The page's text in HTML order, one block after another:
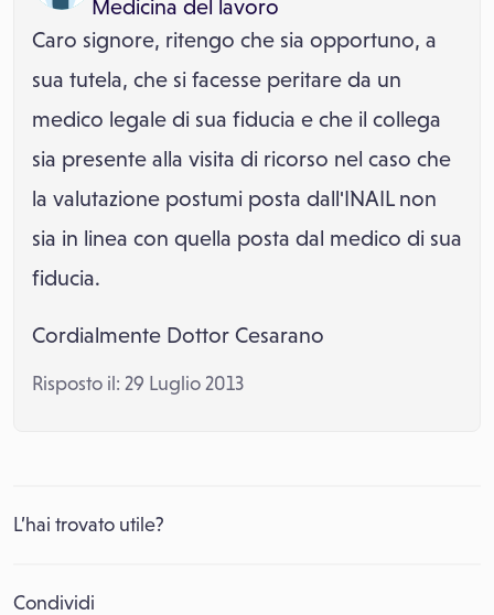
Medicina del lavoro
Caro signore, ritengo che sia opportuno, a
sua tutela, che si facesse peritare da un
medico legale di sua fiducia e che il collega
sia presente alla visita di ricorso nel caso che
la valutazione postumi posta dall'INAIL non
sia in linea con quella posta dal medico di sua
fiducia.
Cordialmente Dottor Cesarano
Risposto il: 29 Luglio 2013
L’hai trovato utile?
Condividi